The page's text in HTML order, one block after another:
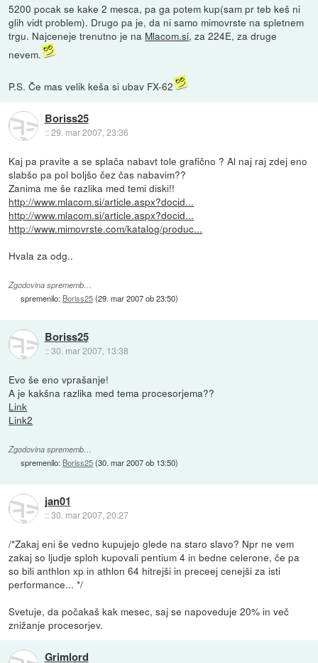
5200 pocak se kake 2 mesca, pa ga potem kup(sam pr teb keš ni
glih vidt problem). Drugo pa je, da ni samo mimovrste na spletnem
trgu. Najceneje trenutno je na Mlacom.si, za 224E, za druge
nevem.
P.S. Če mas velik keša si ubav FX-62
Boriss25
::29. mar 2007, 23:36
Kaj pa pravite a se splača nabavt tole grafično ? Al naj raj zdej eno
slabšo pa pol boljšo čez čas nabavim??
Zanima me še razlika med temi diski!!
http://www.mlacom.si/article.aspx?docid...
http://www.mlacom.si/article.aspx?docid...
http://www.mimovrste.com/katalog/produc...
Hvala za odg..
Zgodovina sprememb…
spremenilo: Boriss25(29. mar 2007 ob 23:50)
Boriss25
::30. mar 2007, 13:38
Evo še eno vprašanje!
A je kakšna razlika med tema procesorjema??
Link
Link2
Zgodovina sprememb…
spremenilo: Boriss25(30. mar 2007 ob 13:50)
jan01
::30. mar 2007, 20:27
/*Zakaj eni še vedno kupujejo glede na staro slavo? Npr ne vem
zakaj so ljudje sploh kupovali pentium 4 in bedne celerone, če pa
so bili anthlon xp in athlon 64 hitrejši in preceej cenejši za isti
performance... */
Svetuje, da počakaš kak mesec, saj se napoveduje 20% in več
znižanje procesorjev.
Grimlord